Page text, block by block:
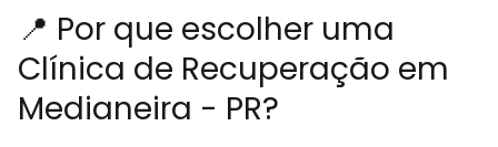
📍 Por que escolher uma
Clínica de Recuperação em
Medianeira - PR?